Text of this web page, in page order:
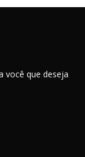
você que deseja